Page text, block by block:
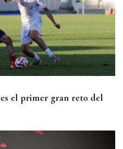
entre dos coches en la
Outariz
el primer gran reto del